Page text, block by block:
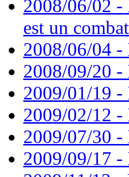
2008/06/02 -
est un
2008/06/04 -
2008/09/20 -
2009/01/19 -
2009/02/12 -
2009/07/30 -
2009/09/17 -